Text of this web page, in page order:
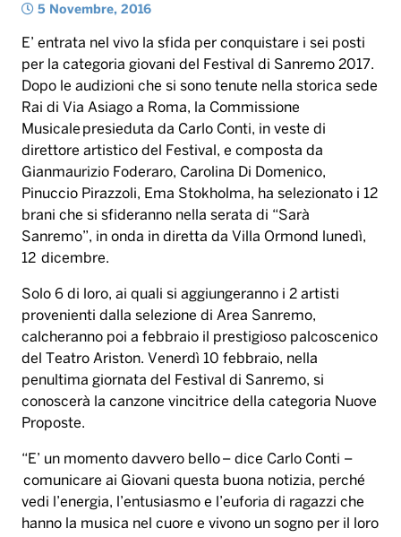
5 Novembre, 2016
E’ entrata nel vivo la sfida per conquistare i sei posti
per la categoria giovani del Festival di Sanremo 2017.
Dopo le audizioni che si sono tenute nella storica sede
Rai di Via Asiago a Roma, la Commissione
Musicale presieduta da Carlo Conti, in veste di
direttore artistico del Festival, e composta da
Gianmaurizio Foderaro, Carolina Di Domenico,
Pinuccio Pirazzoli, Ema Stokholma, ha selezionato i 12
brani che si sfideranno nella serata di “Sarà
Sanremo”, in onda in diretta da Villa Ormond lunedì,
12 dicembre.
Solo 6 di loro, ai quali si aggiungeranno i 2 artisti
provenienti dalla selezione di Area Sanremo,
calcheranno poi a febbraio il prestigioso palcoscenico
del Teatro Ariston. Venerdì 10 febbraio, nella
penultima giornata del Festival di Sanremo, si
conoscerà la canzone vincitrice della categoria Nuove
Proposte.
“E’ un momento davvero bello – dice Carlo Conti –
comunicare ai Giovani questa buona notizia, perché
vedi l’energia, l’entusiasmo e l’euforia di ragazzi che
hanno la musica nel cuore e vivono un sogno per il loro